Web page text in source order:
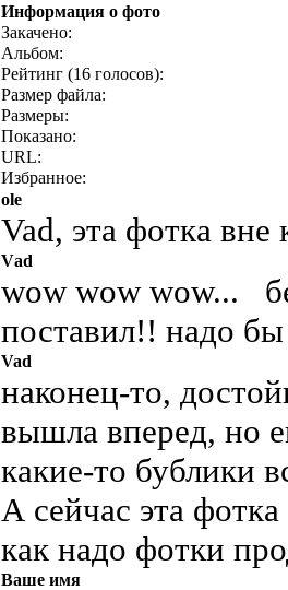
Информация о фото
Закачено:
Альбом:
Рейтинг (16 голосов):
Размер файла:
Размеры:
Показано:
URL:
Избранное:
ole
Vad, эта фотка
Vаd
wow wow wow...
поставил!! надо
Vad
наконец-то,
вышла вперед, но
какие-то бублики
А сейчас эта
как надо фотки
Ваше имя